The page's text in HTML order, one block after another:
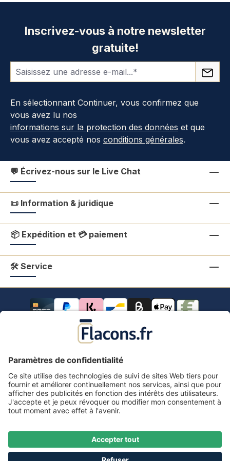
Inscrivez-vous à notre newsletter
gratuite!
En sélectionnant Continuer, vous confirmez que
vous avez lu nos
informations sur la protection des données et que
vous avez accepté nos conditions générales.
💬 Écrivez-nous sur le Live Chat
📜 Information & juridique
📦 Expédition et 💳 paiement
🛠 Service
Tous les prix s'entendent TVA comprise.
Tous les prix incluent la TVA, plus les frais d'expédition
et les éventuels frais de livraison, sauf indication
contraire.
Mentions légales
Information & formulaire de rétractation